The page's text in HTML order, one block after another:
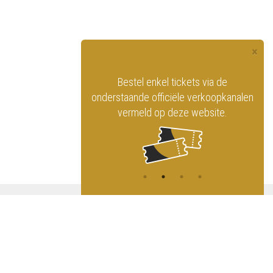
×
Bestel enkel tickets via de
onderstaande officiële verkoopkanalen
vermeld op deze website.